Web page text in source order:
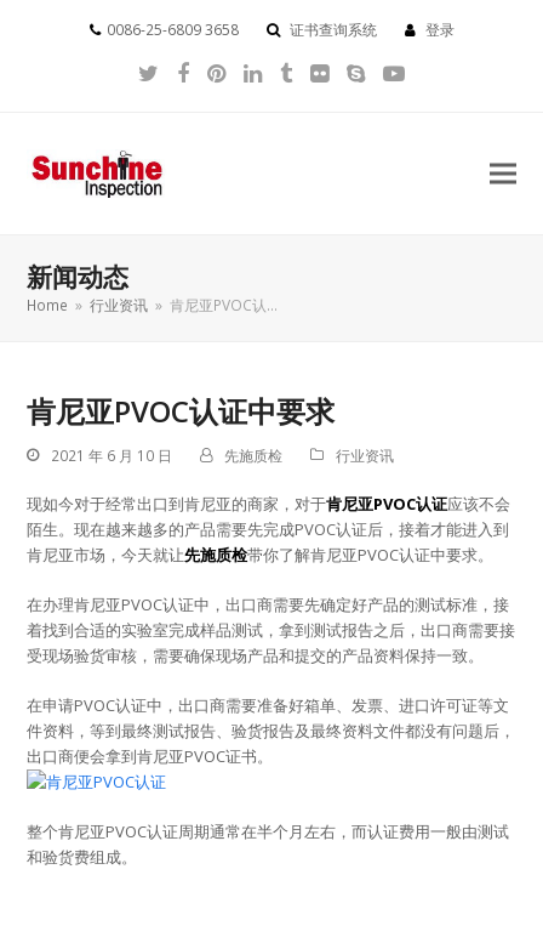
0086-25-6809 3658 证书查询系统 登录
Twitter
Facebook
Pinterest
LinkedIn
Tumblr
FlickrSkypeYouTube
新闻动态
Home » 行业资讯 » 肯尼亚PVOC认…
肯尼亚PVOC认证中要求
2021 年 6 月 10 日 先施质检 行业资讯
现如今对于经常出口到肯尼亚的商家，对于肯尼亚PVOC认证应该不会
陌生。现在越来越多的产品需要先完成PVOC认证后，接着才能进入到
肯尼亚市场，今天就让先施质检带你了解肯尼亚PVOC认证中要求。
在办理肯尼亚PVOC认证中，出口商需要先确定好产品的测试标准，接
着找到合适的实验室完成样品测试，拿到测试报告之后，出口商需要接
受现场验货审核，需要确保现场产品和提交的产品资料保持一致。
在申请PVOC认证中，出口商需要准备好箱单、发票、进口许可证等文
件资料，等到最终测试报告、验货报告及最终资料文件都没有问题后，
出口商便会拿到肯尼亚PVOC证书。
整个肯尼亚PVOC认证周期通常在半个月左右，而认证费用一般由测试
和验货费组成。